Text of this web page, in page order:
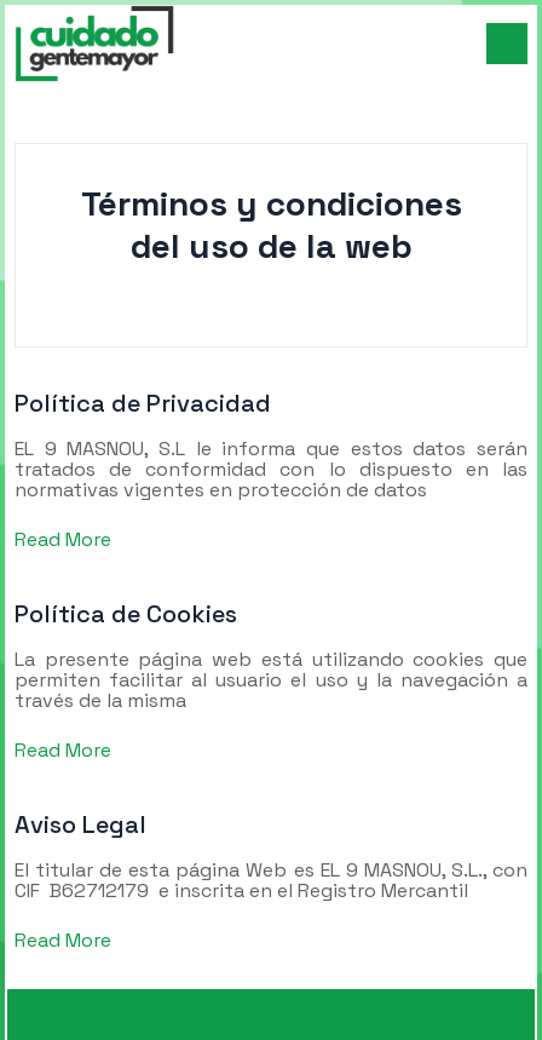
Términos y condiciones
del uso de la web
Política de Privacidad
EL 9 MASNOU, S.L le informa que estos datos serán
tratados de conformidad con lo dispuesto en las
normativas vigentes en protección de datos
Read More
Política de Cookies
La presente página web está utilizando cookies que
permiten facilitar al usuario el uso y la navegación a
través de la misma
Read More
Aviso Legal
El titular de esta página Web es EL 9 MASNOU, S.L., con
CIF B62712179 e inscrita en el Registro Mercantil
Read More